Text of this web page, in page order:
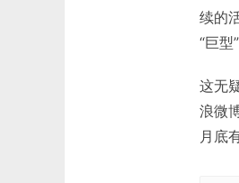
续的
“巨型
这无
浪微
月底